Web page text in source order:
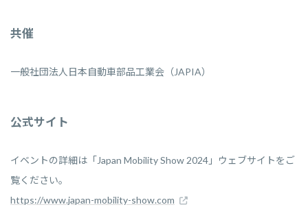
共催
一般社団法人日本自動車部品工業会（JAPIA）
公式サイト
イベントの詳細は「Japan Mobility Show 2024」ウェブサイトをご
覧ください。
https://www.japan-mobility-show.com